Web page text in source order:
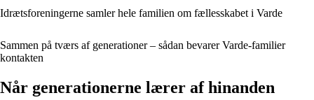
Idrætsforeningerne samler hele familien om fællesskabet i Varde
Sammen på tværs af generationer – sådan bevarer Varde-familier
kontakten
Når generationerne lærer af hinanden